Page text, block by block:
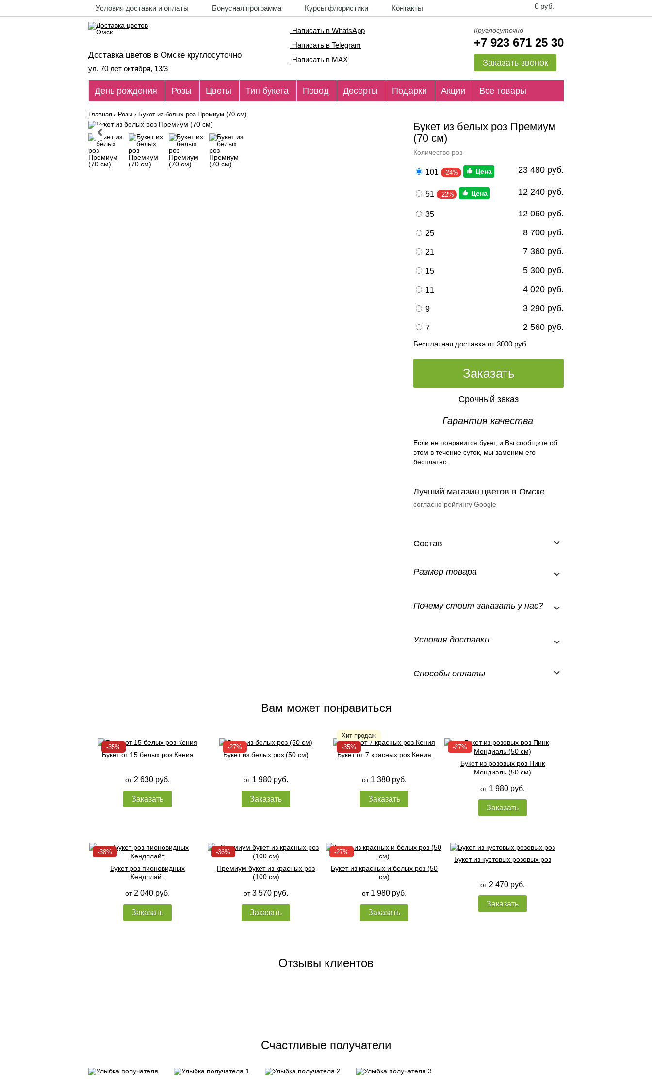
Условия доставки и оплаты Бонусная программа Курсы флористики Контакты 0 руб.
Доставка цветов в Омске круглосуточно
ул. 70 лет октября, 13/3
Написать в WhatsApp
Написать в Telegram
Написать в MAX
Круглосуточно
+7 923 671 25 30
Заказать звонок
День рождения Розы Цветы Тип букета Повод Десерты Подарки Акции Все товары
Главная › Розы › Букет из белых роз Премиум (70 см)
Букет из белых роз Премиум
(70 см)
Количество роз
101 -24% 23 480 руб.
51 -22% 12 240 руб.
35 12 060 руб.
25 8 700 руб.
21 7 360 руб.
15 5 300 руб.
11 4 020 руб.
9 3 290 руб.
7 2 560 руб.
Бесплатная доставка от 3000 руб
Заказать
Срочный заказ
Гарантия качества
Если не понравится букет, и Вы сообщите об
этом в течение суток, мы заменим его
бесплатно.
Лучший магазин цветов в Омске
согласно рейтингу Google
Состав
Размер товара
Почему стоит заказать у нас?
Условия доставки
Способы оплаты
Вам может понравиться
Букет от 15 белых роз Кения
от 2 630 руб.
Заказать
Букет из белых роз (50 см)
от 1 980 руб.
Заказать
Букет от 7 красных роз Кения
от 1 380 руб.
Заказать
Букет из розовых роз Пинк
Мондиаль (50 см)
от 1 980 руб.
Заказать
Букет роз пионовидных
Кендллайт
от 2 040 руб.
Заказать
Премиум букет из красных роз
(100 см)
от3 570 руб.
Заказать
Букет из красных и белых роз (50
см)
от 1 980 руб.
Заказать
Букет из кустовых розовых роз
от 2 470 руб.
Заказать
Отзывы клиентов
Счастливые получатели